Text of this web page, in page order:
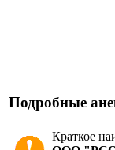
Подробные
Краткое